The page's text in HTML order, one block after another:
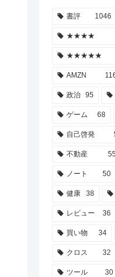
書評 1046
★★★★
★★★★★
AMZN
政治 95
ゲーム 68
自己啓発
不動産 55
ノート 50
健康 38
レビュー 36
買い物 34
クロス 32
ツール 30